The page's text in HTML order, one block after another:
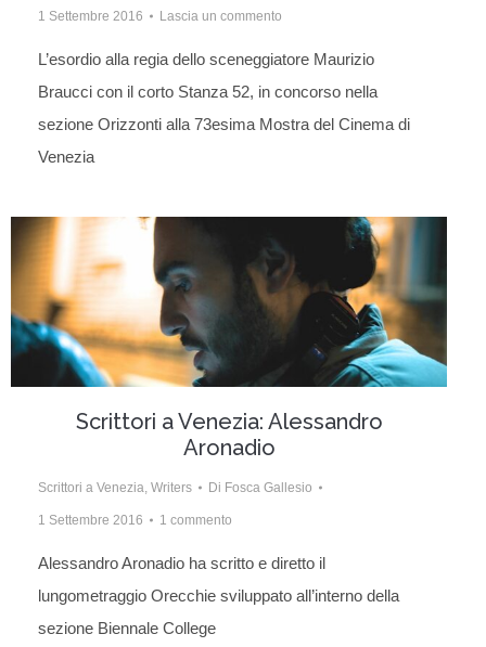
1 Settembre 2016 Lascia un commento
L’esordio alla regia dello sceneggiatore Maurizio
Braucci con il corto Stanza 52, in concorso nella
sezione Orizzonti alla 73esima Mostra del Cinema di
Venezia
Scrittori a Venezia: Alessandro
Aronadio
Scrittori a Venezia Writers Di Fosca Gallesio
1 Settembre 2016 1 commento
Alessandro Aronadio ha scritto e diretto il
lungometraggio Orecchie sviluppato all’interno della
sezione Biennale College